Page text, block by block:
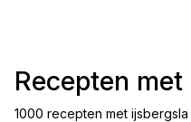
Recepten met
1000 recepten met ijsbergsla